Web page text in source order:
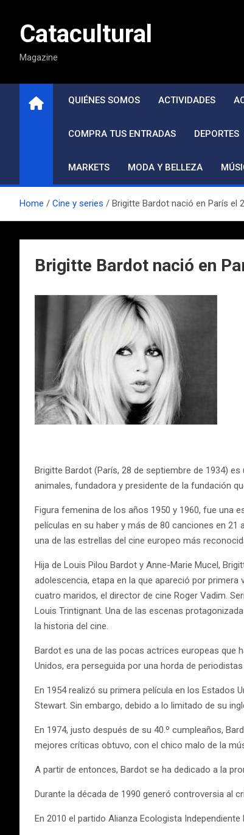
contenidoCatacultural
Magazine
QUIÉNES SOMOS ACTIVIDADES
COMPRA TUS ENTRADAS DEPORTES
MARKETS MODA Y BELLEZA
Home Cine y series Brigitte Bardot nació en París el
Brigitte Bardot nació en
Brigitte Bardot (París, 28 de septiembre de 1934)
animales, fundadora y presidente de la fundación
Figura femenina de los años 1950 y 1960, fue una
películas en su haber y más de 80 canciones en
una de las estrellas del cine europeo más
Hija de Louis Pilou Bardot y Anne-Marie Mucel,
adolescencia, etapa en la que apareció por
cuatro maridos, el director de cine Roger Vadim.
Louis Trintignant. Una de las escenas
la historia del cine.
Bardot es una de las pocas actrices europeas que
Unidos, era perseguida por una horda de
En 1954 realizó su primera película en los Estados
Stewart. Sin embargo, debido a lo limitado de su
En 1974, justo después de su 40.º cumpleaños,
mejores críticas obtuvo, con el chico malo de la
A partir de entonces, Bardot se ha dedicado a la
Durante la década de 1990 generó controversia al
En 2010 el partido Alianza Ecologista